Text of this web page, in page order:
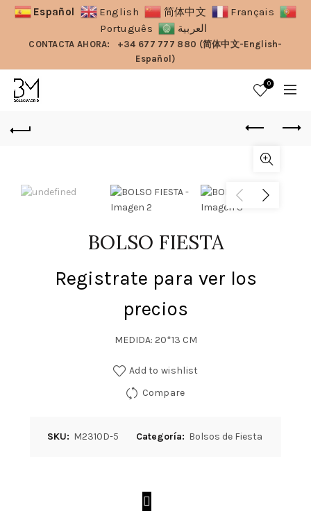
Español English 简体中文
Français
Português
العربية
CONTACTA AHORA:
+34 677 777 880 (简体中文-English-
Español)
0
BOLSO FIESTA
Registrate para ver los
precios
MEDIDA: 20*13 CM
Add to wishlist
Compare
SKU: M2310D-5 Categoría: Bolsos de Fiesta